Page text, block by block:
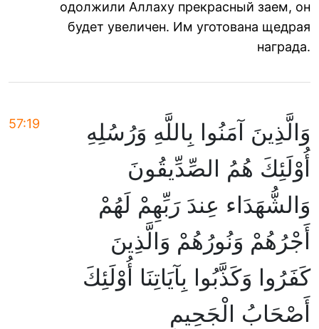
одолжили Аллаху прекрасный заем, он
будет увеличен. Им уготована щедрая
награда.
57:19
وَالَّذِينَ آمَنُوا بِاللَّهِ وَرُسُلِهِ
أُوْلَئِكَ هُمُ الصِّدِّيقُونَ
وَالشُّهَدَاء عِندَ رَبِّهِمْ لَهُمْ
أَجْرُهُمْ وَنُورُهُمْ وَالَّذِينَ
كَفَرُوا وَكَذَّبُوا بِآيَاتِنَا أُوْلَئِكَ
أَصْحَابُ الْجَحِيمِ